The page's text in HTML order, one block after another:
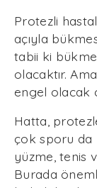
Protezli
açıyla
tabii ki
olacaktır.
engel olacak
Hatta,
çok sporu da
yüzme, tenis
Burada